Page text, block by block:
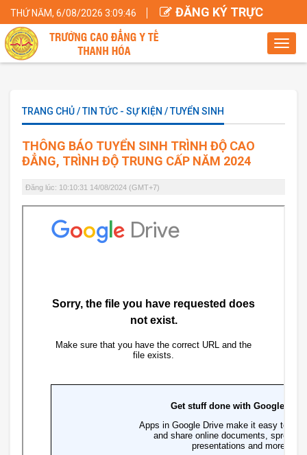
THỨ NĂM, 6/08/2026 3:09:47
ĐĂNG KÝ TRỰC
TUYẾN
TRANG CHỦ / TIN TỨC - SỰ KIỆN / TUYỂN SINH
THÔNG BÁO TUYỂN SINH TRÌNH ĐỘ CAO
ĐẲNG, TRÌNH ĐỘ TRUNG CẤP NĂM 2024
Đăng lúc: 10:10:31 14/08/2024 (GMT+7)